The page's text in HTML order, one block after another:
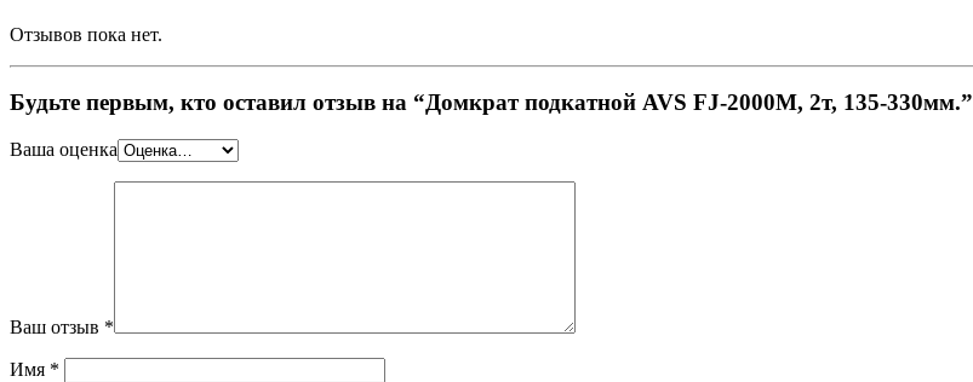
Отзывов пока нет.
Будьте первым, кто оставил отзыв на “Домкрат подкатной AVS FJ-2000M, 2т, 135-330мм.”
Ваша оценка
Ваш отзыв *
Имя *